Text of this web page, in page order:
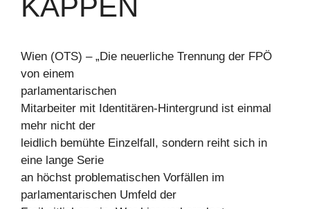
KAPPEN
Wien (OTS) – „Die neuerliche Trennung der FPÖ
von einem
parlamentarischen
Mitarbeiter mit Identitären-Hintergrund ist einmal
mehr nicht der
leidlich bemühte Einzelfall, sondern reiht sich in
eine lange Serie
an höchst problematischen Vorfällen im
parlamentarischen Umfeld der